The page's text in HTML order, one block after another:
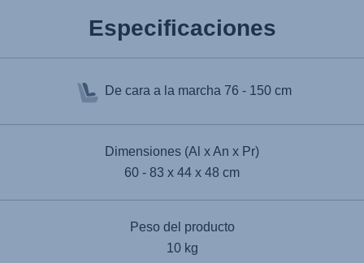
Especificaciones
De cara a la marcha 76 - 150 cm
Dimensiones (Al x An x Pr)
60 - 83 x 44 x 48 cm
Peso del producto
10 kg